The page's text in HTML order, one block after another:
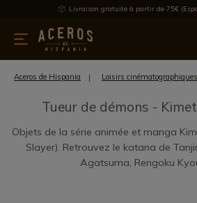
Livraison gratuite à partir de 75€
de cuisine Offre Dernières
Aceros de Hispania Loisirs cinématographiques
Tueur de démons -
Objets de la série animée et manga
Slayer). Retrouvez le katana de
Agatsuma, Rengoku